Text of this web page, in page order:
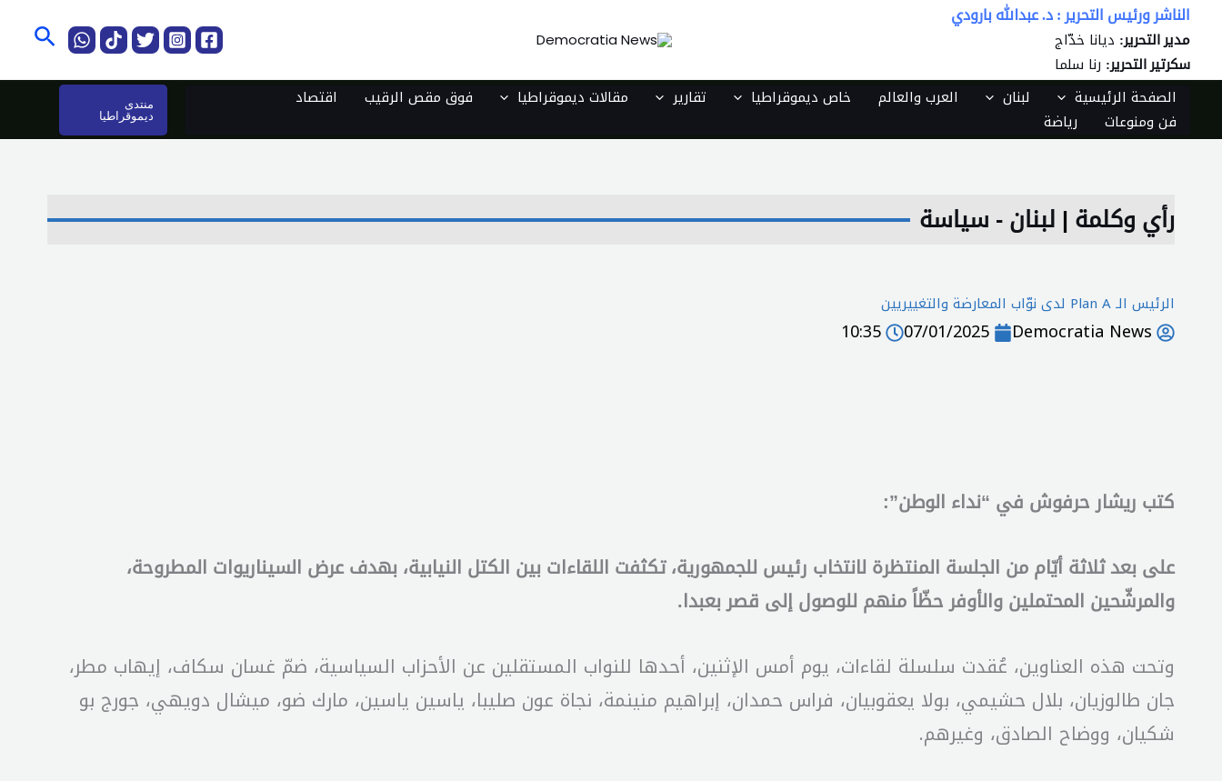
تخطي
المحتوى
الناشر ورئيس التحرير : د. عبدالله بارودي
مدير التحرير: ديانا خدّاج
سكرتير التحرير: رنا سلما
الصفحة الرئيسية لبنان العرب والعالم خاص ديموقراطيا تقارير مقالات ديموقراطيا فوق مقص الرقيب
اقتصاد
فن ومنوعات
رياضة
منتدى
ديموقراطيا
رأي وكلمة | لبنان - سياسة
الرئيس الـ Plan A لدى نوّاب المعارضة والتغييريين
Democratia News
07/01/2025
10:35
كتب ريشار حرفوش في “نداء الوطن”:
على بعد ثلاثة أيّام من الجلسة المنتظرة لانتخاب رئيس للجمهورية، تكثفت اللقاءات بين الكتل النيابية، بهدف عرض السيناريوات المطروحة،
والمرشّحين المحتملين والأوفر حظّاً منهم للوصول إلى قصر بعبدا.
وتحت هذه العناوين، عُقدت سلسلة لقاءات، يوم أمس الإثنين، أحدها للنواب المستقلين عن الأحزاب السياسية، ضمّ غسان سكاف، إيهاب مطر،
جان طالوزيان، بلال حشيمي، بولا يعقوبيان، فراس حمدان، إبراهيم منينمة، نجاة عون صليبا، ياسين ياسين، مارك ضو، ميشال دويهي، جورج بو
شكيان، ووضاح الصادق، وغيرهم.